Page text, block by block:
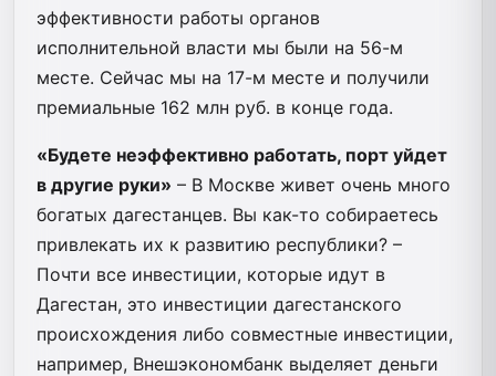
эффективности работы органов
исполнительной власти мы были на 56-м
месте. Сейчас мы на 17-м месте и получили
премиальные 162 млн руб. в конце года.
«Будете неэффективно работать, порт уйдет
в другие руки» – В Москве живет очень много
богатых дагестанцев. Вы как-то собираетесь
привлекать их к развитию республики? –
Почти все инвестиции, которые идут в
Дагестан, это инвестиции дагестанского
происхождения либо совместные инвестиции,
например, Внешэкономбанк выделяет деньги